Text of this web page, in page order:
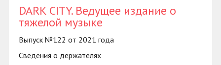
DARK CITY. Ведущее издание о
тяжелой музыке
Выпуск №122 от 2021 года
Сведения о держателях